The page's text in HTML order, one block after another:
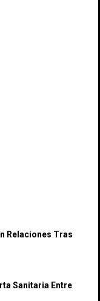
Relaciones Tras
Sanitaria Entre